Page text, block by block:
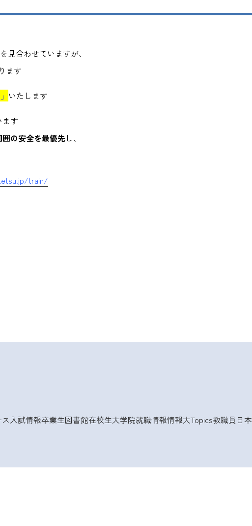
見合わせていますが、
ます
いたします
す
の安全を最優先し、
train/
入試情報卒業生図書館在校生大学院就職情報情報大Topics教職員 日